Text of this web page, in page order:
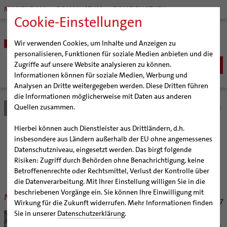
Cookie-Einstellungen
Wir verwenden Cookies, um Inhalte und Anzeigen zu
personalisieren, Funktionen für soziale Medien anbieten und die
Zugriffe auf unsere Website analysieren zu können.
Informationen können für soziale Medien, Werbung und
Analysen an Dritte weitergegeben werden. Diese Dritten führen
die Informationen möglicherweise mit Daten aus anderen
Quellen zusammen.
Hierbei können auch Dienstleister aus Drittländern, d.h.
insbesondere aus Ländern außerhalb der EU ohne angemessenes
Datenschutzniveau, eingesetzt werden. Das birgt folgende
Risiken: Zugriff durch Behörden ohne Benachrichtigung, keine
Betroffenenrechte oder Rechtsmittel, Verlust der Kontrolle über
die Datenverarbeitung. Mit Ihrer Einstellung willigen Sie in die
beschriebenen Vorgänge ein. Sie können Ihre Einwilligung mit
Wirkung für die Zukunft widerrufen. Mehr Informationen finden
Sie in unserer Datenschutzerklärung.
MARIENDOM DOMMUSEUM DOMBIBLIOTHEK
BISTUM
Bischöfe
Weihbischof Dr. Martin Marahrens
Bischof em. Norbert Trelle
Weihbischof em. Bongartz
Weihbischof em. Schwerdtfeger
Weihbischof em. Koitz
Bischof em. Dr. Wüstenberg
Generalvikariat
Gremien
Diözesangericht
Gemeindegremien
Pfarrgemeinden
Hildesheimer Dom
Virtueller Rundgang durch den Dom
Tausendjähriger Rosenstock
Die Hildesheimer Dommusik
Wallfahrten | Pilgern
Termine Wallfahrten und Pilgern
Jakobswege im Bistum Hildesheim
Veranstaltungen
Strategieprozess
Jugend
Bistum Hildesheim
Nachrichtenarchiv
der Bischöflichen Pressestelle Hildesheim (bph)
Mit dem ganzen Leben singen 30.09.2007
Hildesheim (bph) Eindrucksvolles